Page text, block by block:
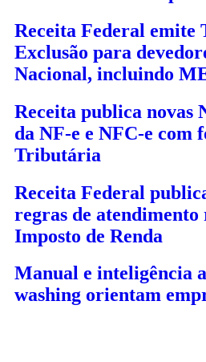
Receita Federal emite
Exclusão para
Nacional, incluindo
Receita publica novas
da NF-e e NFC-e com
Tributária
Receita Federal
regras de atendimento
Imposto de Renda
Manual e inteligência
washing orientam